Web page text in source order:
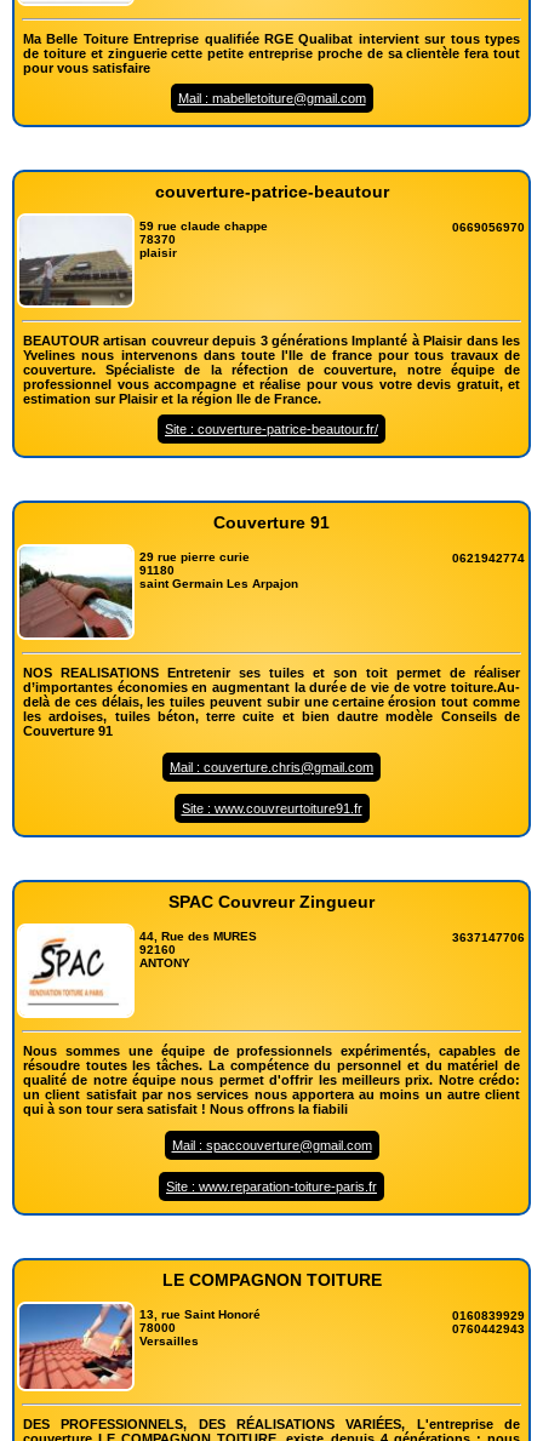
Ma Belle Toiture Entreprise qualifiée RGE Qualibat intervient sur tous types
de toiture et zinguerie cette petite entreprise proche de sa clientèle fera tout
pour vous satisfaire
Mail : mabelletoiture@gmail.com
couverture-patrice-beautour
59 rue claude chappe
78370
plaisir
0669056970
BEAUTOUR artisan couvreur depuis 3 générations Implanté à Plaisir dans les
Yvelines nous intervenons dans toute l'Ile de france pour tous travaux de
couverture. Spécialiste de la réfection de couverture, notre équipe de
professionnel vous accompagne et réalise pour vous votre devis gratuit, et
estimation sur Plaisir et la région Ile de France.
Site : couverture-patrice-beautour.fr/
Couverture 91
29 rue pierre curie
91180
saint Germain Les Arpajon
0621942774
NOS REALISATIONS Entretenir ses tuiles et son toit permet de réaliser
d’importantes économies en augmentant la durée de vie de votre toiture.Au-
delà de ces délais, les tuiles peuvent subir une certaine érosion tout comme
les ardoises, tuiles béton, terre cuite et bien dautre modèle Conseils de
Couverture 91
Mail : couverture.chris@gmail.com
Site : www.couvreurtoiture91.fr
SPAC Couvreur Zingueur
44, Rue des MURES
92160
ANTONY
3637147706
Nous sommes une équipe de professionnels expérimentés, capables de
résoudre toutes les tâches. La compétence du personnel et du matériel de
qualité de notre équipe nous permet d'offrir les meilleurs prix. Notre crédo:
un client satisfait par nos services nous apportera au moins un autre client
qui à son tour sera satisfait ! Nous offrons la fiabili
Mail : spaccouverture@gmail.com
Site : www.reparation-toiture-paris.fr
LE COMPAGNON TOITURE
13, rue Saint Honoré
78000
Versailles
0160839929
0760442943
DES PROFESSIONNELS, DES RÉALISATIONS VARIÉES, L'entreprise de